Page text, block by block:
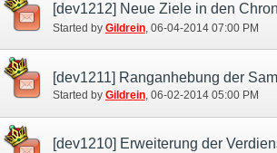
Started by Gildrein‎, 06-04-2014 07:00 PM
Started by Gildrein‎, 06-02-2014 05:00 PM